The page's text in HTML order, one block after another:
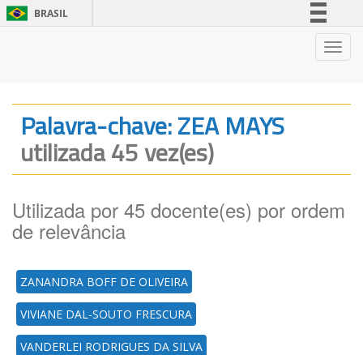
BRASIL
Legislação
Palavra-chave: ZEA MAYS
utilizada 45 vez(es)
Utilizada por 45 docente(es) por ordem
de relevância
ZANANDRA BOFF DE OLIVEIRA
VIVIANE DAL-SOUTO FRESCURA
VANDERLEI RODRIGUES DA SILVA